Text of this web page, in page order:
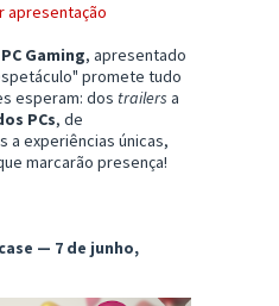
apresentação
PC Gaming, apresentado
promete tudo
esperam: dos trailers a
PCs, de
a experiências únicas,
marcarão presença!
— 7 de junho,